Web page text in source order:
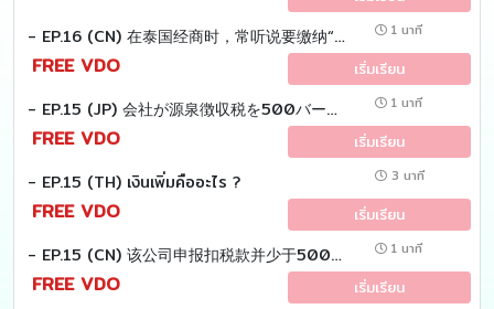
- EP.16 (CN) 在泰国经商时，常听说要缴纳“所得税”。 那么，“所得税”是什么呢？ 1 นาที
FREE VDO เริ่มเรียน
- EP.15 (JP) 会社が源泉徴収税を500バーツ過少納付だったため、 歳入局より不足分の税額を納付するように指摘され、 さらに「延滞税）」の支払いも要求されました。 質問：この「延滞税」とは何か。 1 นาที
FREE VDO เริ่มเรียน
- EP.15 (TH) เงินเพิ่มคืออะไร ? 3 นาที
FREE VDO เริ่มเรียน
- EP.15 (CN) 该公司申报扣税款并少于500泰铢，税务官却说少缴了税款。而且还得额外付钱。问题是，额外的钱是什么？ 1 นาที
FREE VDO เริ่มเรียน